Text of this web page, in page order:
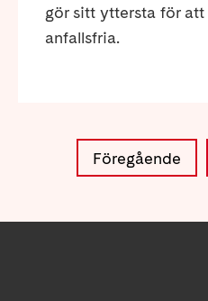
gör sitt yttersta för att
anfallsfria.
Föregående